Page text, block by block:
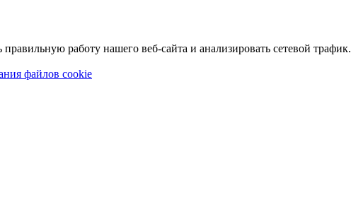
работу нашего веб-сайта и анализировать сетевой трафик.
файлов cookie